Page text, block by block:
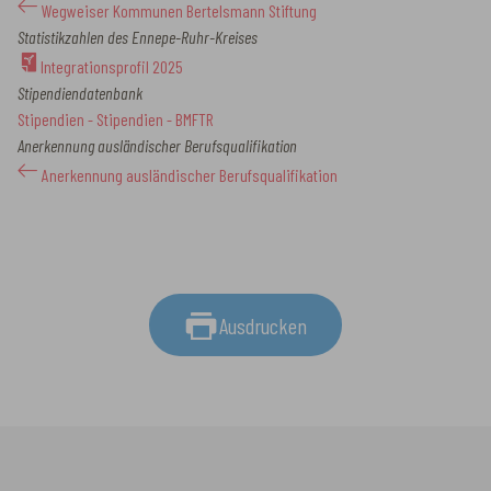
Wegweiser Kommunen Bertelsmann Stiftung
Statistikzahlen des Ennepe-Ruhr-Kreises
Integrationsprofil 2025
Stipendiendatenbank
Stipendien - Stipendien - BMFTR
Anerkennung ausländischer Berufsqualifikation
Anerkennung ausländischer Berufsqualifikation
Ausdrucken